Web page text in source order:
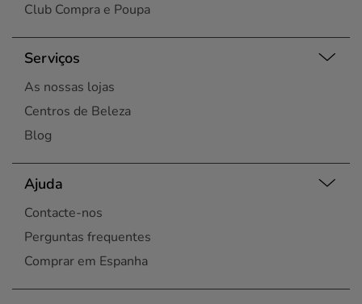
Club Compra e Poupa
Serviços
As nossas lojas
Centros de Beleza
Blog
Ajuda
Contacte-nos
Perguntas frequentes
Comprar em Espanha